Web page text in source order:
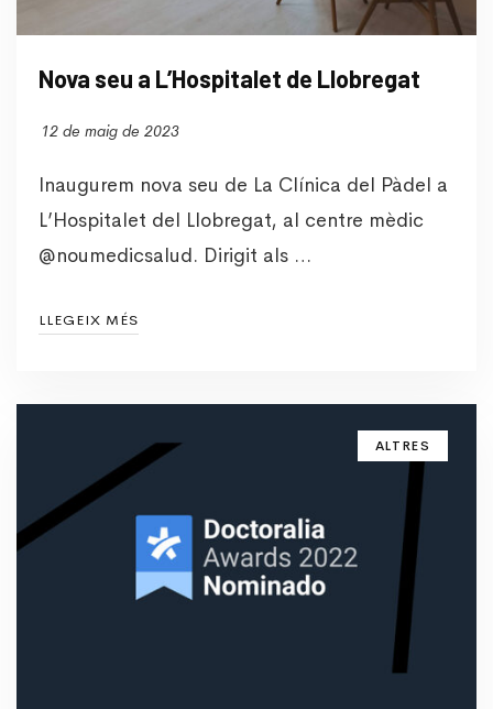
Nova seu a L’Hospitalet de Llobregat
12 de maig de 2023
Inaugurem nova seu de La Clínica del Pàdel a
L’Hospitalet del Llobregat, al centre mèdic
@noumedicsalud. Dirigit als …
LLEGEIX MÉS
ALTRES